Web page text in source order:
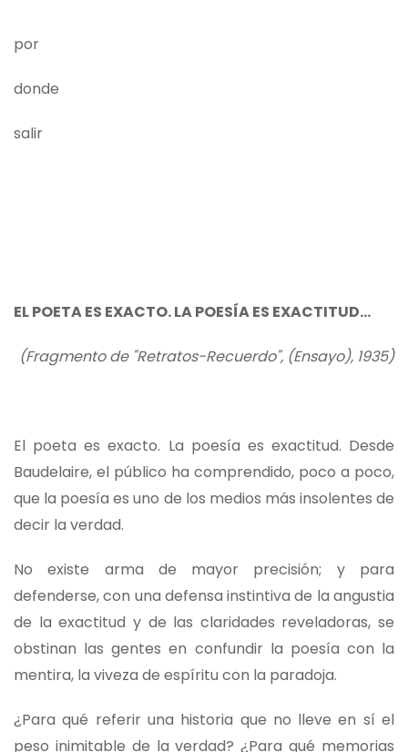
por
donde
salir
EL POETA ES EXACTO. LA POESÍA ES EXACTITUD...
(Fragmento de "Retratos-Recuerdo", (Ensayo), 1935)
El poeta es exacto. La poesía es exactitud. Desde
Baudelaire, el público ha comprendido, poco a poco,
que la poesía es uno de los medios más insolentes de
decir la verdad.
No existe arma de mayor precisión; y para
defenderse, con una defensa instintiva de la angustia
de la exactitud y de las claridades reveladoras, se
obstinan las gentes en confundir la poesía con la
mentira, la viveza de espíritu con la paradoja.
¿Para qué referir una historia que no lleve en sí el
peso inimitable de la verdad? ¿Para qué memorias